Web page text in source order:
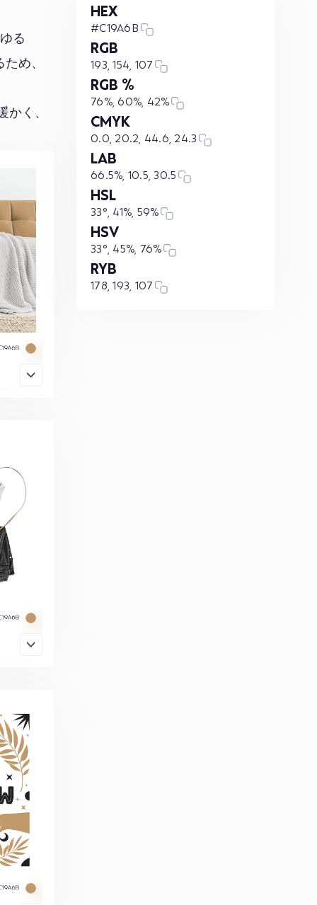
る
め、
く、
HEX
#C19A6B
RGB
193, 154, 107
RGB %
76%, 60%, 42%
CMYK
0.0, 20.2, 44.6, 24.3
LAB
66.5%, 10.5, 30.5
HSL
33°, 41%, 59%
HSV
33°, 45%, 76%
RYB
178, 193, 107